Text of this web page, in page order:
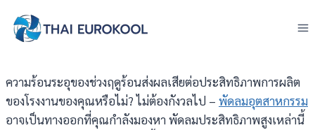
content
ความร้อนระอุของช่วงฤดูร้อนส่งผลเสียต่อประสิทธิภาพการผลิต
ของโรงงานของคุณหรือไม่? ไม่ต้องกังวลไป – พัดลมอุตสาหกรรม
อาจเป็นทางออกที่คุณกำลังมองหา พัดลมประสิทธิภาพสูงเหล่านี้